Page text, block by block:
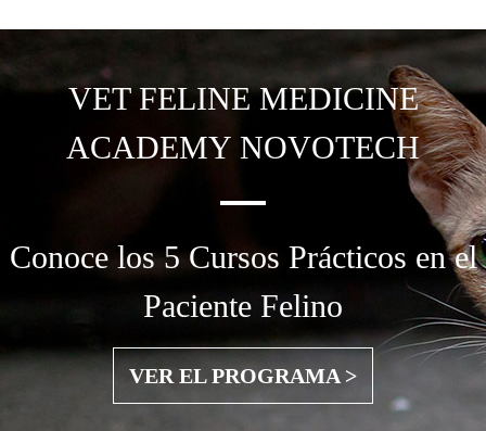
VET FELINE MEDICINE
ACADEMY NOVOTECH
Conoce los 5 Cursos Prácticos en el
Paciente Felino
VER EL PROGRAMA >